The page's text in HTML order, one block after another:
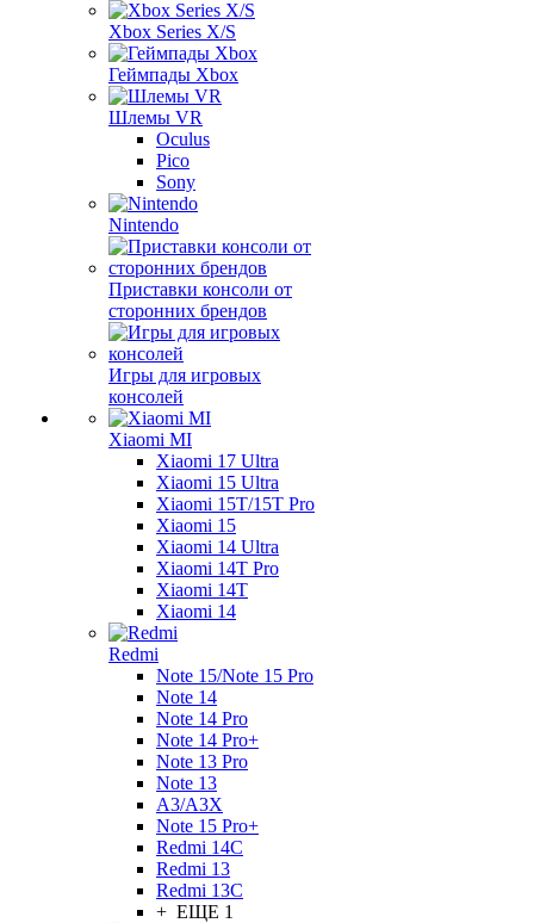
Xbox Series X/S
Геймпады Xbox
Шлемы VR
Oculus
Pico
Sony
Nintendo
Приставки консоли от
сторонних брендов
Игры для игровых
консолей
Xiaomi MI
Xiaomi 17 Ultra
Xiaomi 15 Ultra
Xiaomi 15T/15T Pro
Xiaomi 15
Xiaomi 14 Ultra
Xiaomi 14T Pro
Xiaomi 14T
Xiaomi 14
Redmi
Note 15/Note 15 Pro
Note 14
Note 14 Pro
Note 14 Pro+
Note 13 Pro
Note 13
A3/A3X
Note 15 Pro+
Redmi 14C
Redmi 13
Redmi 13C
+ ЕЩЕ 1